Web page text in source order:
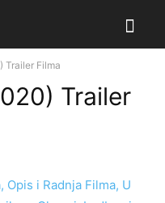
Trailer Filma
Trailer